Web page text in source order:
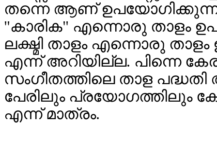
തന്നെ ആണ് ഉപയോഗിക്കുന്നത്
"കാരിക" എന്നൊരു താളം
ലക്ഷ്മി താളം എന്നൊരു
എന്ന് അറിയില്ല. പിന്നെ
സംഗീതത്തിലെ താള
പേരിലും പ്രയോഗത്തിലും
എന്ന് മാത്രം.